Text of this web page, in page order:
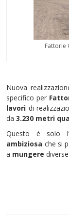
Fattorie
Nuova
specifico per
lavori di
da3.230 metri
Questo è solo
ambiziosa che si
a mungere diverse